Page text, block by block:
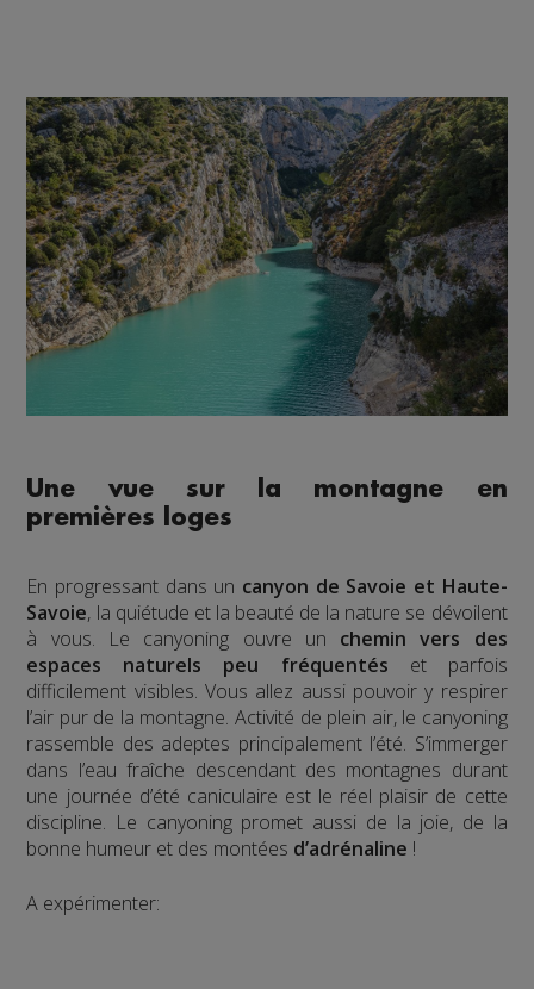
Une vue sur la montagne en
premières loges
En progressant dans un canyon de Savoie et Haute-
Savoie, la quiétude et la beauté de la nature se dévoilent
à vous. Le canyoning ouvre un chemin vers des
espaces naturels peu fréquentés et parfois
difficilement visibles. Vous allez aussi pouvoir y respirer
l’air pur de la montagne. Activité de plein air, le canyoning
rassemble des adeptes principalement l’été. S’immerger
dans l’eau fraîche descendant des montagnes durant
une journée d’été caniculaire est le réel plaisir de cette
discipline. Le canyoning promet aussi de la joie, de la
bonne humeur et des montées d’adrénaline !
A expérimenter: